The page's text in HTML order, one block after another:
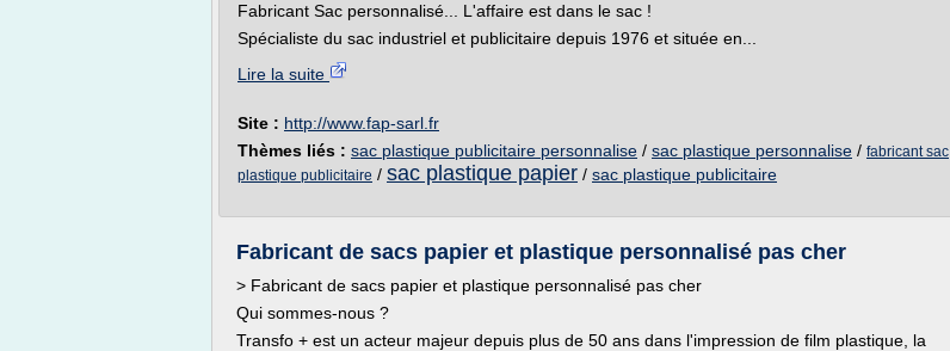
Fabricant Sac personnalisé... L'affaire est dans le sac !
Spécialiste du sac industriel et publicitaire depuis 1976 et située en...
Lire la suite
Site : http://www.fap-sarl.fr
Thèmes liés : sac plastique publicitaire personnalise / sac plastique personnalise / fabricant sac
plastique publicitaire / sac plastique papier / sac plastique publicitaire
Fabricant de sacs papier et plastique personnalisé pas cher
> Fabricant de sacs papier et plastique personnalisé pas cher
Qui sommes-nous ?
Transfo + est un acteur majeur depuis plus de 50 ans dans l'impression de film plastique, la